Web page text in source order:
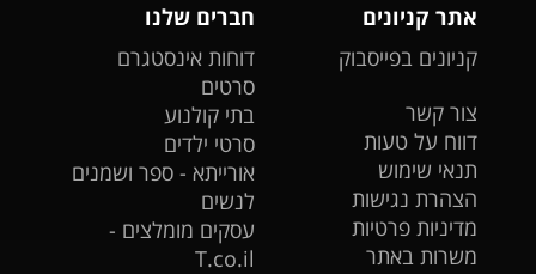
אתר קניונים
קניונים בפייסבוק
צור קשר
דווח על טעות
תנאי שימוש
הצהרת נגישות
מדיניות פרטיות
משרות באתר
חברים שלנו
דוחות אינסטגרם
סרטים
בתי קולנוע
סרטי ילדים
אורייתא - ספר ושמנים
לנשים
עסקים מומלצים -
T.co.il